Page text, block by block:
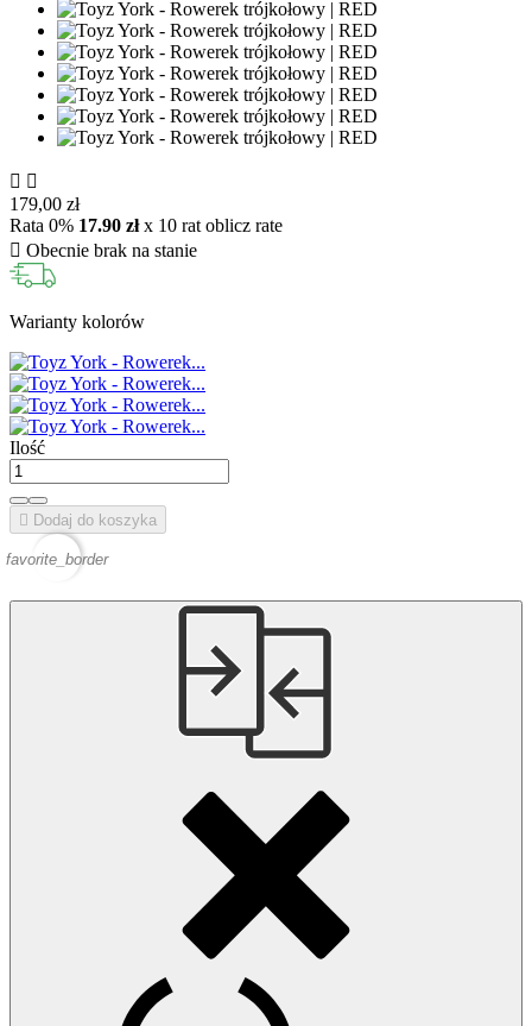
 
179,00 zł
Rata 0% 17.90 złx 10 rat oblicz rate
 Obecnie brak na stanie
Warianty kolorów
Ilość
 Dodaj do koszyka
favorite_border